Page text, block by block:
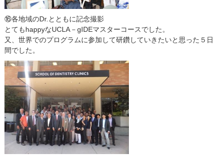
⑯各地域のDr.とともに記念撮影
とてもhappyなUCLA－gIDEマスターコースでした。
又、世界でのプログラムに参加して研鑽していきたいと思った５日
間でした。